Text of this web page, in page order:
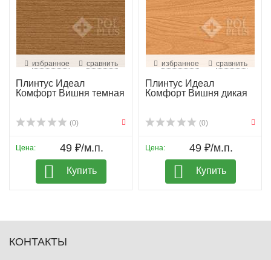
избранное сравнить
Плинтус Идеал
Комфорт Вишня темная
(0)
Цена: 49 ₽/м.п.
Купить
избранное сравнить
Плинтус Идеал
Комфорт Вишня дикая
(0)
Цена: 49 ₽/м.п.
Купить
КОНТАКТЫ